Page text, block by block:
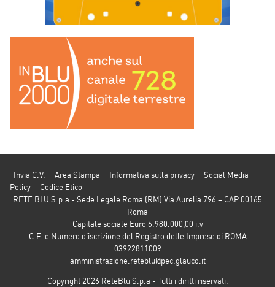
Invia C.V. Area Stampa Informativa sulla privacy
Social Media
Policy
Codice Etico
RETE BLU S.p.a - Sede Legale Roma (RM) Via Aurelia 796 – CAP 00165
Roma
Capitale sociale Euro 6.980.000,00 i.v
C.F. e Numero d’iscrizione del Registro delle Imprese di ROMA
03922811009
amministrazione.reteblu@pec.glauco.it
Copyright 2026 ReteBlu S.p.a - Tutti i diritti riservati.